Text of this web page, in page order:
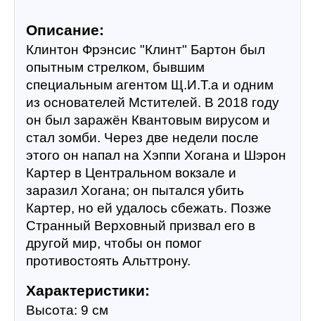
Описание:
Клинтон Фрэнсис "Клинт" Бартон был
опытным стрелком, бывшим
специальным агентом Щ.И.Т.а и одним
из основателей Мстителей. В 2018 году
он был заражён Квантовым вирусом и
стал зомби. Через две недели после
этого он напал на Хэппи Хогана и Шэрон
Картер в Центральном вокзале и
заразил Хогана; он пытался убить
Картер, но ей удалось сбежать. Позже
Странный Верховный призвал его в
другой мир, чтобы он помог
противостоять Альттрону.
Характеристики:
Высота: 9 см